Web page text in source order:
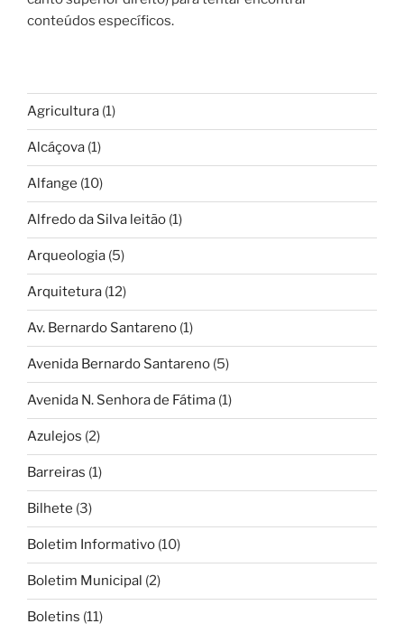
conteúdos específicos.
Agricultura (1)
Alcáçova (1)
Alfange (10)
Alfredo da Silva leitão (1)
Arqueologia (5)
Arquitetura (12)
Av. Bernardo Santareno (1)
Avenida Bernardo Santareno (5)
Avenida N. Senhora de Fátima (1)
Azulejos (2)
Barreiras (1)
Bilhete (3)
Boletim Informativo (10)
Boletim Municipal (2)
Boletins (11)